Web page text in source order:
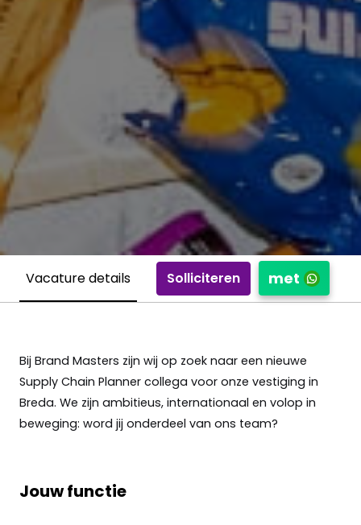
Vacature details Solliciteren met
Bij Brand Masters zijn wij op zoek naar een nieuwe
Supply Chain Planner collega voor onze vestiging in
Breda. We zijn ambitieus, internationaal en volop in
beweging: word jij onderdeel van ons team?
Jouw functie